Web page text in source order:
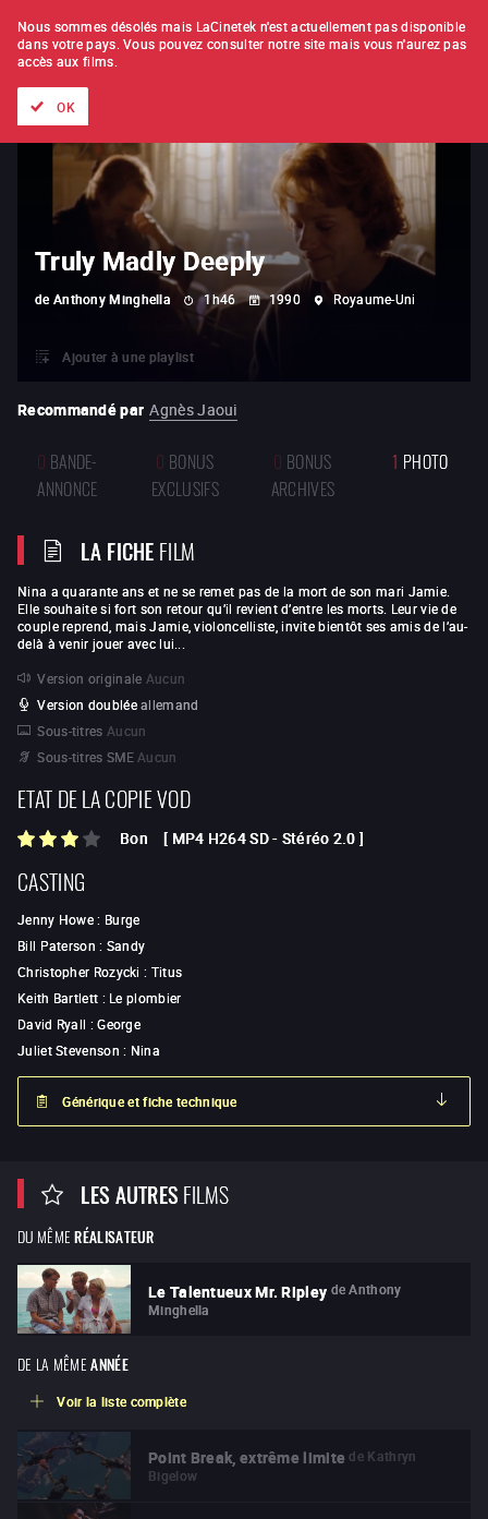
À L'UNITÉ ABONNEMENT
Truly Madly Deeply
de Anthony Minghella 1h46 1990 Royaume-Uni
Ajouter à une playlist
Recommandé par Agnès Jaoui
0 BANDE-
ANNONCE
0 BONUS
EXCLUSIFS
0 BONUS
ARCHIVES
1 PHOTO
LA FICHEFILM
Nina a quarante ans et ne se remet pas de la mort de son mari Jamie.
Elle souhaite si fort son retour qu’il revient d’entre les morts. Leur vie de
couple reprend, mais Jamie, violoncelliste, invite bientôt ses amis de l’au-
delà à venir jouer avec lui...
Version originale Aucun
Version doublée allemand
Sous-titres Aucun
Sous-titres SME Aucun
ETAT DE LA COPIE VOD
Bon [ MP4 H264 SD- Stéréo 2.0 ]
CASTING
Jenny Howe: Burge
Bill Paterson : Sandy
Christopher Rozycki : Titus
Keith Bartlett : Le plombier
David Ryall :George
Juliet Stevenson : Nina
Générique et fiche technique
LES AUTRESFILMS
DU MÊME RÉALISATEUR
Le Talentueux Mr. Ripley de Anthony
Minghella
DE LA MÊME ANNÉE
Voir la liste complète
Point Break, extrême limite de Kathryn
Bigelow
Nous sommes désolés mais LaCinetek n'est actuellement pas disponible
dans votre pays. Vous pouvez consulter notre site mais vous n'aurez pas
accès aux films.
OK